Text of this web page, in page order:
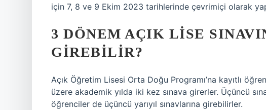
için 7, 8 ve 9 Ekim 2023 tarihlerinde çevrimiçi olarak
3 DÖNEM AÇIK LISE
GIREBILIR?
Açık Öğretim Lisesi Orta Doğu Programı’na kayıtlı
üzere akademik yılda iki kez sınava girerler. Üçüncü
öğrenciler de üçüncü yarıyıl sınavlarına girebilirler.